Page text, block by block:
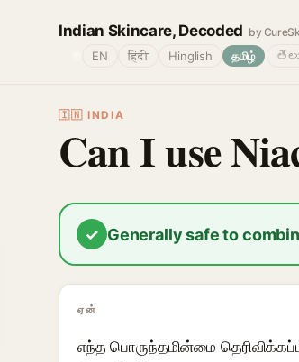
Indian Skincare, Decoded by
EN हिंदी Hinglish தமிழ்
🇮🇳 INDIA
Can I use
✓ Generally safe to
ஏன்
எந்த பொருந்தமின்மை